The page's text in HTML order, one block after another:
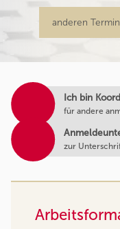
Ich bin
für andere
zur